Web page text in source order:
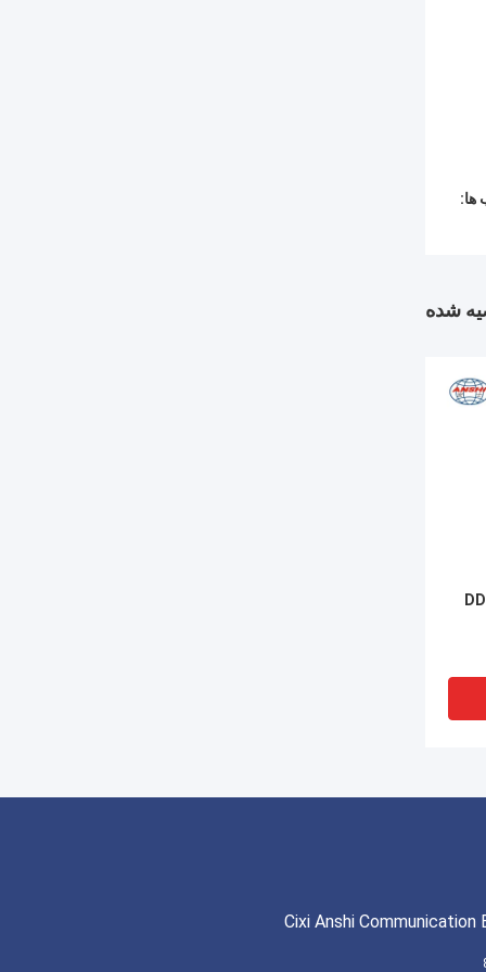
ها:
شده
Cixi Anshi Communication